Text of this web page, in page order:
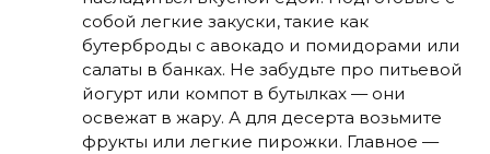
собой легкие закуски, такие как
бутерброды с авокадо и помидорами или
салаты в банках. Не забудьте про питьевой
йогурт или компот в бутылках — они
освежат в жару. А для десерта возьмите
фрукты или легкие пирожки. Главное —